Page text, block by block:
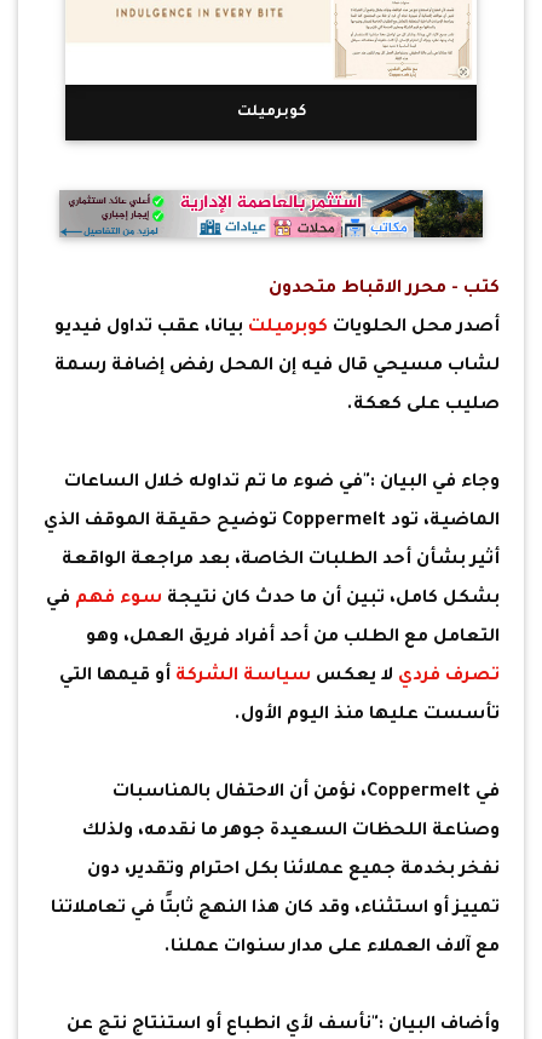
كوبرميلت
كتب - محرر الاقباط متحدون
أصدر محل الحلويات كوبرميلت بيانا، عقب تداول فيديو
لشاب مسيحي قال فيه إن المحل رفض إضافة رسمة
صليب على كعكة.
وجاء في البيان :"في ضوء ما تم تداوله خلال الساعات
الماضية، تود Coppermelt توضيح حقيقة الموقف الذي
أثير بشأن أحد الطلبات الخاصة، بعد مراجعة الواقعة
بشكل كامل، تبين أن ما حدث كان نتيجة سوء فهم في
التعامل مع الطلب من أحد أفراد فريق العمل، وهو
تصرف فردي لا يعكس سياسة الشركة أو قيمها التي
تأسست عليها منذ اليوم الأول.
في Coppermelt، نؤمن أن الاحتفال بالمناسبات
وصناعة اللحظات السعيدة جوهر ما نقدمه، ولذلك
نفخر بخدمة جميع عملائنا بكل احترام وتقدير، دون
تمييز أو استثناء، وقد كان هذا النهج ثابتًا في تعاملاتنا
مع آلاف العملاء على مدار سنوات عملنا.
وأضاف البيان :"نأسف لأي انطباع أو استنتاج نتج عن